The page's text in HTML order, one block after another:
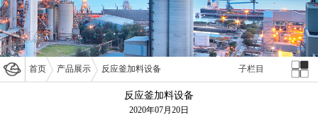
首页 产品展示 反应釜加料设备 子栏目
反应釜加料设备
2020年07月20日